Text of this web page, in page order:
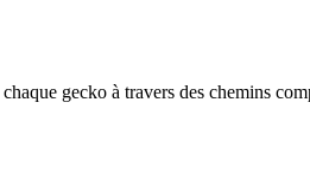
gecko à travers des chemins